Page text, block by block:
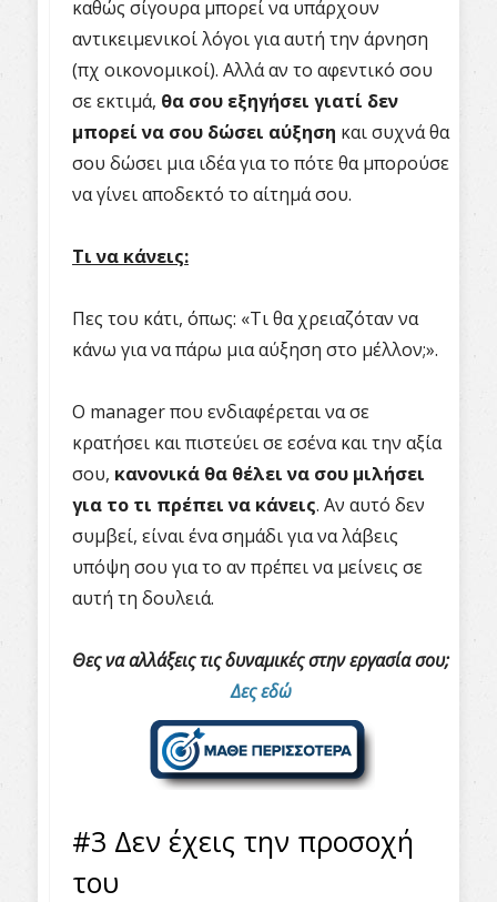
καθώς σίγουρα μπορεί να υπάρχουν
αντικειμενικοί λόγοι για αυτή την άρνηση
(πχ οικονομικοί). Αλλά αν το αφεντικό σου
σε εκτιμά, θα σου εξηγήσει γιατί δεν
μπορεί να σου δώσει αύξηση και συχνά θα
σου δώσει μια ιδέα για το πότε θα μπορούσε
να γίνει αποδεκτό το αίτημά σου.
Τι να κάνεις:
Πες του κάτι, όπως: «Τι θα χρειαζόταν να
κάνω για να πάρω μια αύξηση στο μέλλον;».
Ο manager που ενδιαφέρεται να σε
κρατήσει και πιστεύει σε εσένα και την αξία
σου, κανονικά θα θέλει να σου μιλήσει
για το τι πρέπει να κάνεις. Αν αυτό δεν
συμβεί, είναι ένα σημάδι για να λάβεις
υπόψη σου για το αν πρέπει να μείνεις σε
αυτή τη δουλειά.
Θες να αλλάξεις τις δυναμικές στην εργασία σου;
Δες εδώ
#3 Δεν έχεις την προσοχή
του